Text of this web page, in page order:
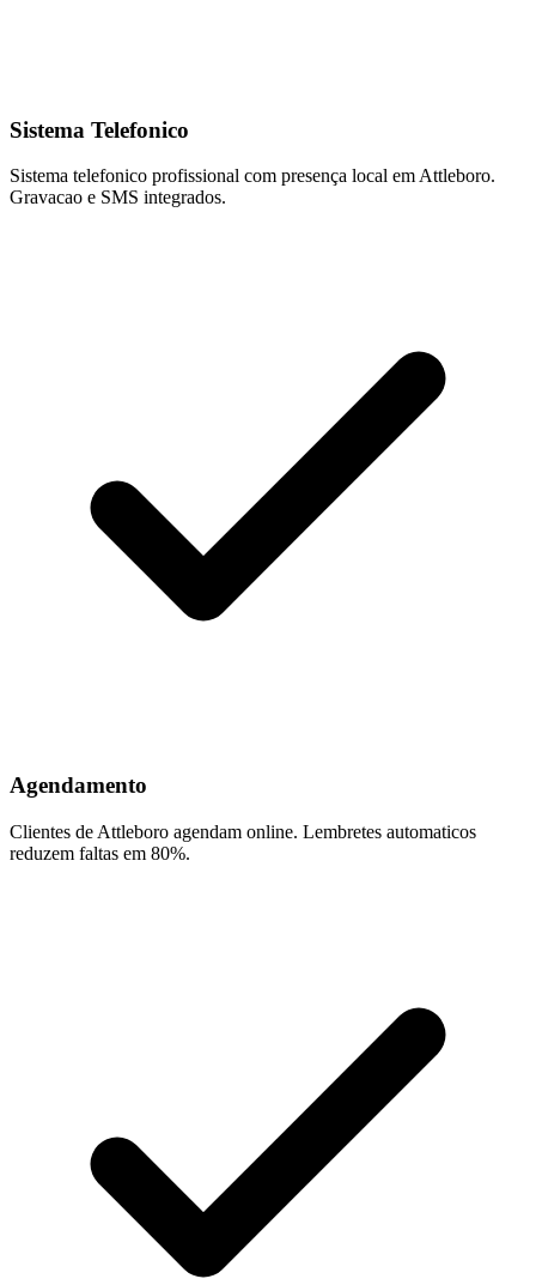
Sistema Telefonico
Sistema telefonico profissional com presença local em Attleboro.
Gravacao e SMS integrados.
Agendamento
Clientes de Attleboro agendam online. Lembretes automaticos
reduzem faltas em 80%.